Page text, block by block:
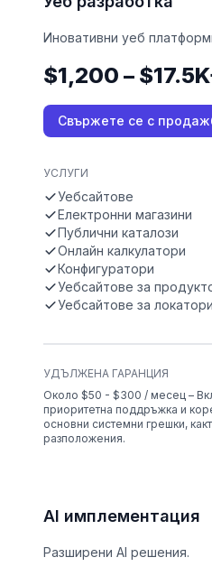
Иновативни уеб
$1,200 –
Свържете се с
УСЛУГИ
Уебсайтове
Електронни магазини
Публични каталози
Онлайн калкулатори
Конфигуратори
Уебсайтове за
Уебсайтове за
УДЪЛЖЕНА ГАРАНЦИЯ
Около $50 - $300 / месец –
приоритетна поддръжка и
основни системни грешки,
разположения.
AI имплементация
Разширени AI решения.